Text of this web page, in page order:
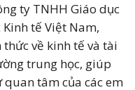
ty TNHH Giáo dục
tế Việt Nam,
về kinh tế và tài
trung học, giúp
quan tâm của các em